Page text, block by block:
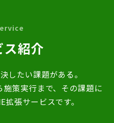
ス紹介
したい課題がある。
施策実行まで、その課題に
張サービスです。